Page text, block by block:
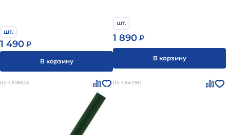
шт.
1 490 ₽
В корзину
шт.
1 890 ₽
В корзину
ID: ТХ18104 ID: ТХ47161